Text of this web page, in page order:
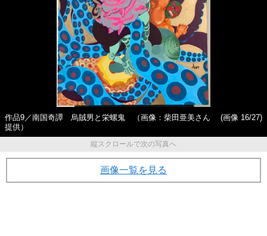
作品9／南国奇譚 烏賊男と栄螺鬼 （画像：柴田亜美さん
提供）
(画像 16/27)
縦スクロールで次の写真へ
画像一覧を見る